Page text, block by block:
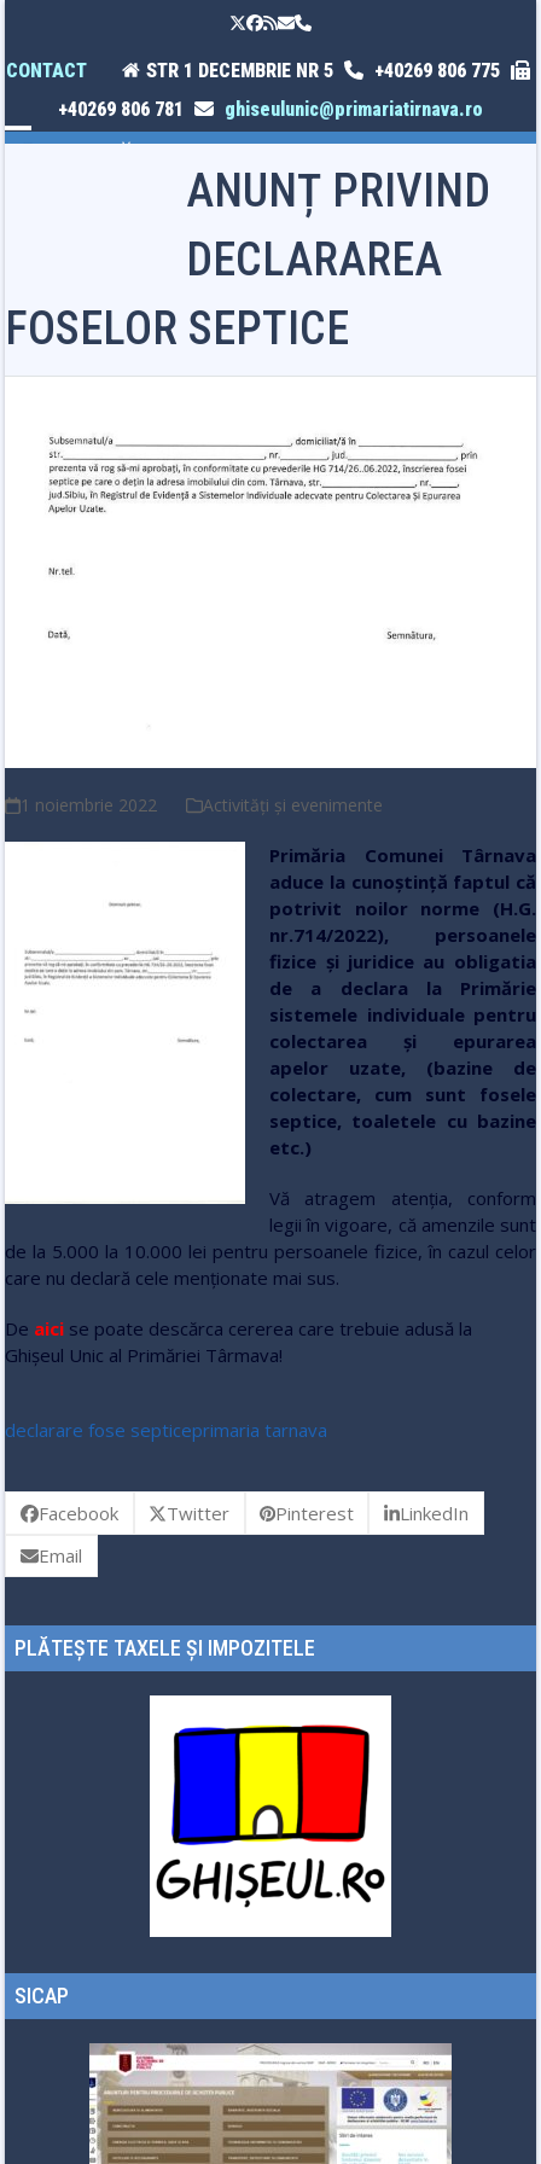
content
Twitter
Facebook
RSSEmailPhone
CONTACT
STR 1 DECEMBRIE NR 5
+40269 806 775
+40269 806 781
ghiseulunic@primariatirnava.ro
Open
Close
ANUNȚ PRIVIND
DECLARAREA
FOSELOR SEPTICE
1 noiembrie 2022 Activități și evenimente
Primăria Comunei Târnava
aduce la cunoștință faptul că
potrivit noilor norme (H.G.
nr.714/2022), persoanele
fizice şi juridice au obligatia
de a declara la Primărie
sistemele individuale pentru
colectarea şi epurarea
apelor uzate, (bazine de
colectare, cum sunt fosele
septice, toaletele cu bazine
etc.)
Vă atragem atenția, conform
legii în vigoare, că amenzile sunt
de la 5.000 la 10.000 lei pentru persoanele fizice, în cazul celor
care nu declară cele menționate mai sus.
De aici se poate descărca cererea care trebuie adusă la
Ghișeul Unic al Primăriei Târmava!
declarare fose septiceprimaria tarnava
Facebook Twitter Pinterest
LinkedIn
Email
PLĂTEȘTE TAXELE ȘI IMPOZITELE
SICAP